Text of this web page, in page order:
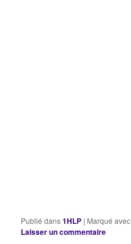
Publié dans1HLP | Marqué avec
Laisser un commentaire